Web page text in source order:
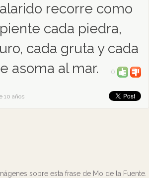
recorre como
cada piedra,
cada gruta y cada
asoma al mar.
0
10 años
sobre esta frase de Mo de la Fuente.